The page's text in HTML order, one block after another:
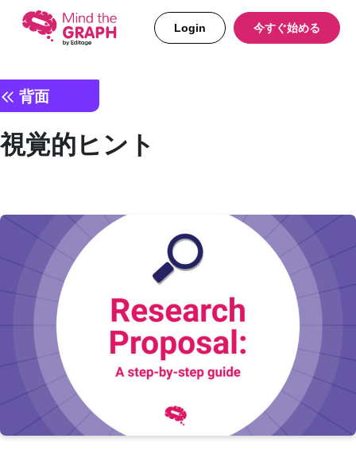
Login 今すぐ始める
背面
視覚的ヒント